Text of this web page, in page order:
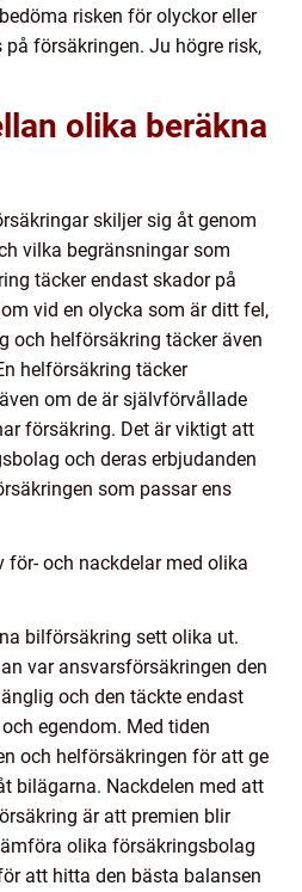
risken för olyckor eller
försäkringen. Ju högre risk,
olika beräkna
skiljer sig åt genom
vilka begränsningar som
täcker endast skador på
vid en olycka som är ditt fel,
och helförsäkring täcker även
helförsäkring täcker
om de är självförvållade
försäkring. Det är viktigt att
och deras erbjudanden
som passar ens
för- och nackdelar med olika
bilförsäkring sett olika ut.
var ansvarsförsäkringen den
och den täckte endast
egendom. Med tiden
och helförsäkringen för att ge
bilägarna. Nackdelen med att
är att premien blir
olika försäkringsbolag
att hitta den bästa balansen